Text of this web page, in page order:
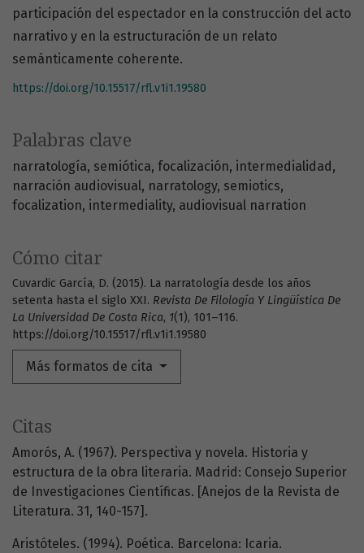
Palabras clave
narratología semiótica focalización intermedialidad
narración audiovisual narratology semiotics
focalization intermediality audiovisual narration
Cómo citar
Cuvardic García, D. (2015). La narratología desde los años
setenta hasta el siglo XXI. Revista De Filología Y Lingüística De
La Universidad De Costa Rica, 1(1), 101–116.
https://doi.org/10.15517/rfl.v1i1.19580
Más formatos de cita
participación del espectador en la construcción del acto
narrativo y en la estructuración de un relato
semánticamente coherente.
https://doi.org/10.15517/rfl.v1i1.19580
Citas
Amorós, A. (1967). Perspectiva y novela. Historia y
estructura de la obra literaria. Madrid: Consejo Superior
de Investigaciones Científicas. [Anejos de la Revista de
Literatura. 31, 140-157].
Aristóteles. (1994). Poética. Barcelona: Icaria.